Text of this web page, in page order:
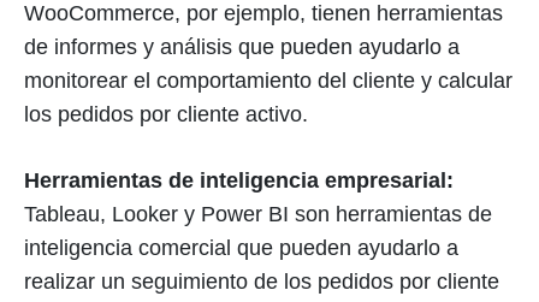
WooCommerce, por ejemplo, tienen herramientas
de informes y análisis que pueden ayudarlo a
monitorear el comportamiento del cliente y calcular
los pedidos por cliente activo.
Herramientas de inteligencia empresarial:
Tableau, Looker y Power BI son herramientas de
inteligencia comercial que pueden ayudarlo a
realizar un seguimiento de los pedidos por cliente